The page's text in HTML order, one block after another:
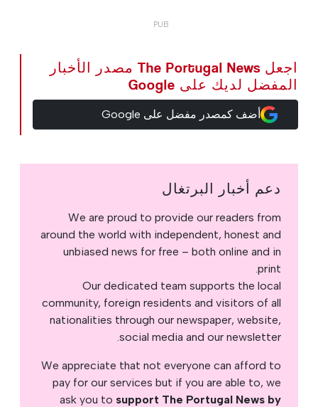
اجعل The Portugal News مصدر الأخبار
المفضل لديك على Google
أضف كمصدر مفضل على Google
دعم أخبار البرتغال
We are proud to provide our readers from
around the world with independent, honest and
unbiased news for free – both online and in
print.
Our dedicated team supports the local
community, foreign residents and visitors of all
nationalities through our newspaper, website,
social media and our newsletter.
We appreciate that not everyone can afford to
pay for our services but if you are able to, we
ask you to support The Portugal News by